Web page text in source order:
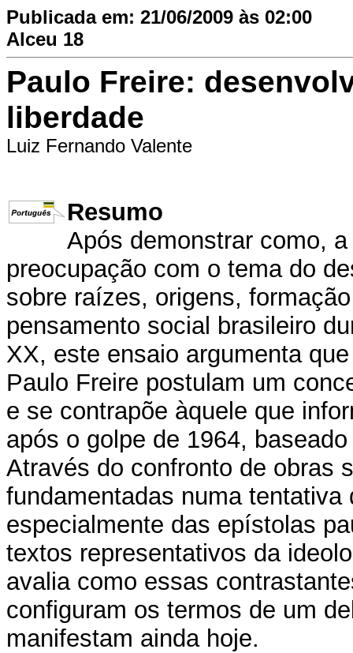
Publicada em: 21/06/2009 às 02:00
Alceu 18
Paulo Freire:
liberdade
Luiz Fernando Valente
Resumo
Após demonstrar como,
preocupação com o tema do
sobre raízes, origens,
pensamento social brasileiro
XX, este ensaio argumenta
Paulo Freire postulam um
e se contrapõe àquele que
após o golpe de 1964,
Através do confronto de obras
fundamentadas numa
especialmente das epístolas
textos representativos da
avalia como essas
configuram os termos de um
manifestam ainda hoje.